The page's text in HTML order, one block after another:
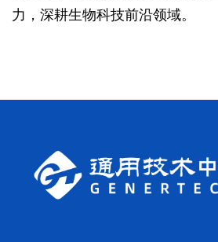
力，深耕生物科技前沿领域。